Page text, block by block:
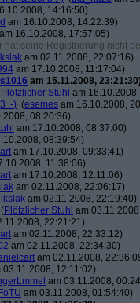
14:16:50)
am 16.10.2008, 14:22:39)
am 16.10.2008, 17:57:05)
hat seine Registrierung nicht
am 02.11.2008, 22:07:16)
am 17.10.2008, 11:17:04)
am 15.11.2008,
Plötzlicher Stuhl am
:-) (esemes am 16.10.2008,
08:20:36)
am 17.10.2008, 08:37:00)
08:39:54)
am 17.10.2008, 09:33:41)
11:38:06)
am 17.10.2008, 12:11:06)
am 02.11.2008, 22:06:17)
am 02.11.2008, 22:19:40)
(Plötzlicher Stuhl am
22:21:21)
am 02.11.2008, 22:33:12)
am 02.11.2008, 22:34:30)
am 02.11.2008,
03.11.2008, 12:11:02)
am 03.11.2008,
FoTU am 03.11.2008, 01:54:40)